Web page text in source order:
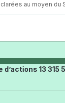
au moyen du
d’actions 13 315